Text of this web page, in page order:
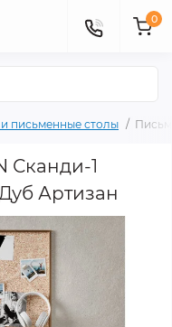
0
письменные столы
Сканди-1
Артизан